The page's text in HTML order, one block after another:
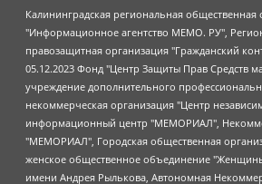
Калининградская региональная общественная организация "Экозащита!-Женсовет", Фонд содействия защите прав и свобод граждан "Общественный вердикт", Фонд "Институт Развития Свободы Информации", Частное учреждение "Информационное агентство МЕМО. РУ", Региональная общественная организация "Общественная комиссия по сохранению наследия академика Сахарова", Фонд поддержки свободы прессы, Санкт-Петербургская общественная правозащитная организация "Гражданский контроль", Межрегиональная общественная организация "Информационно-просветительский центр "Мемориал", Региональный Фонд "Центр Защиты Прав Средств Массовой Информации", с 05.12.2023 Фонд "Центр Защиты Прав Средств массовой информации", Региональная общественная благотворительная организация помощи беженцам и мигрантам "Гражданское содействие", Негосударственное образовательное учреждение дополнительного профессионального образования (повышение квалификации) специалистов "АКАДЕМИЯ ПО ПРАВАМ ЧЕЛОВЕКА", Свердловская региональная общественная организация "Сутяжник", Автономная некоммерческая организация "Центр независимых социологических исследований", Союз общественных объединений "Российский исследовательский центр по правам человека", Региональное общественное учреждение научно-информационный центр "МЕМОРИАЛ", Некоммерческая организация "Фонд защиты гласности", Автономная некоммерческая организация "Институт прав человека", Городская общественная организация "Екатеринбургское общество "МЕМОРИАЛ", Городская общественная организация "Рязанское историко-просветительское и правозащитное общество "Мемориал" (Рязанский Мемориал), Челябинский региональный орган общественной самодеятельности – женское общественное объединение "Женщины Евразии", Челябинский региональный орган общественной самодеятельности "Уральская правозащитная группа", Фонд содействия защите здоровья и социальной справедливости имени Андрея Рылькова, Автономная Некоммерческая Организация "Аналитический Центр Юрия Левады", Автономная некоммерческая